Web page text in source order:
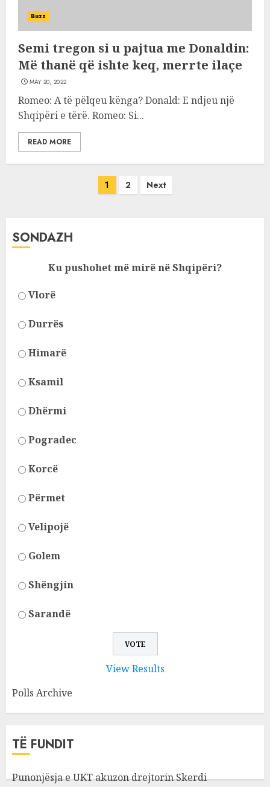
Buzz
Semi tregon si u pajtua me Donaldin:
Më thanë që ishte keq, merrte ilaçe
MAY 20, 2022
Romeo: A të pëlqeu kënga? Donald: E ndjeu një
Shqipëri e tërë. Romeo: Si...
READ MORE
1 2 Next
SONDAZH
Ku pushohet më mirë në Shqipëri?
Vlorë
Durrës
Himarë
Ksamil
Dhërmi
Pogradec
Korcë
Përmet
Velipojë
Golem
Shëngjin
Sarandë
View Results
Polls Archive
TË FUNDIT
Punonjësja e UKT akuzon drejtorin Skerdi